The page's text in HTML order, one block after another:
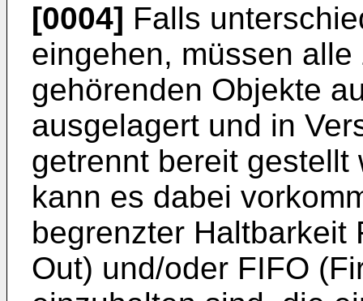
[0004] Falls
eingehen, müssen
gehörenden Objekte
ausgelagert und in
getrennt bereit
kann es dabei
begrenzter Haltbarkeit
Out) und/oder FIFO